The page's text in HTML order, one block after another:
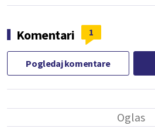
Komentari 1
Pogledaj komentare